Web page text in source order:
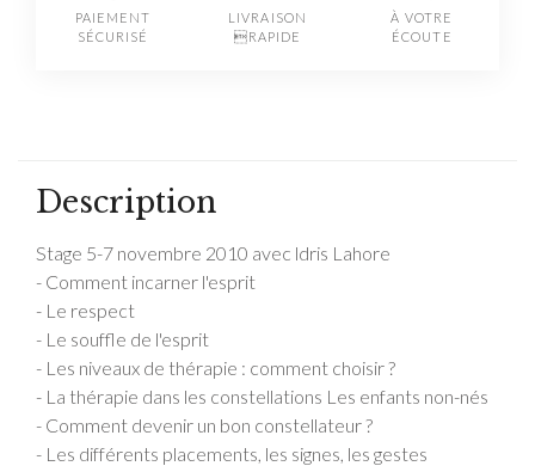
PAIEMENT
SÉCURISÉ
LIVRAISON
RAPIDE
À VOTRE
ÉCOUTE
Description
Stage 5-7 novembre 2010 avec ldris Lahore
- Comment incarner l'esprit
- Le respect
- Le souffle de l'esprit
- Les niveaux de thérapie : comment choisir ?
- La thérapie dans les constellations Les enfants non-nés
- Comment devenir un bon constellateur ?
- Les différents placements, les signes, les gestes